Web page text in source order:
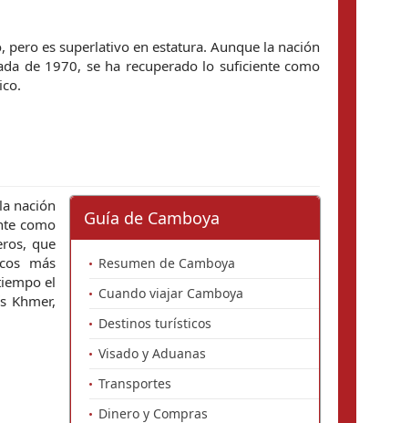
pero es superlativo en estatura. Aunque la nación
de 1970, se ha recuperado lo suficiente como
nación
como
que
más
el
Khmer,
Guía de Camboya
Resumen de Camboya
Cuando viajar Camboya
Destinos turísticos
Visado y Aduanas
Transportes
Dinero y Compras